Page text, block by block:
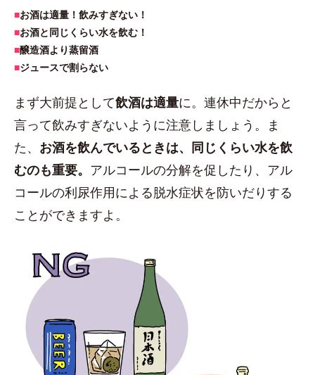
■お酒は適量！飲みすぎない！
■お酒と同じくらい水を飲む！
■醸造酒より蒸留酒
■ジュースで割らない
まず大前提として飲酒は適量に。連休中だからと
言って飲みすぎないように注意しましょう。ま
た、 お酒を飲んでいるときは、同じくらい水を飲
むのも重要。 アルコールの分解を促したり、アル
コールの利尿作用による脱水症状を防いだりする
ことができますよ。